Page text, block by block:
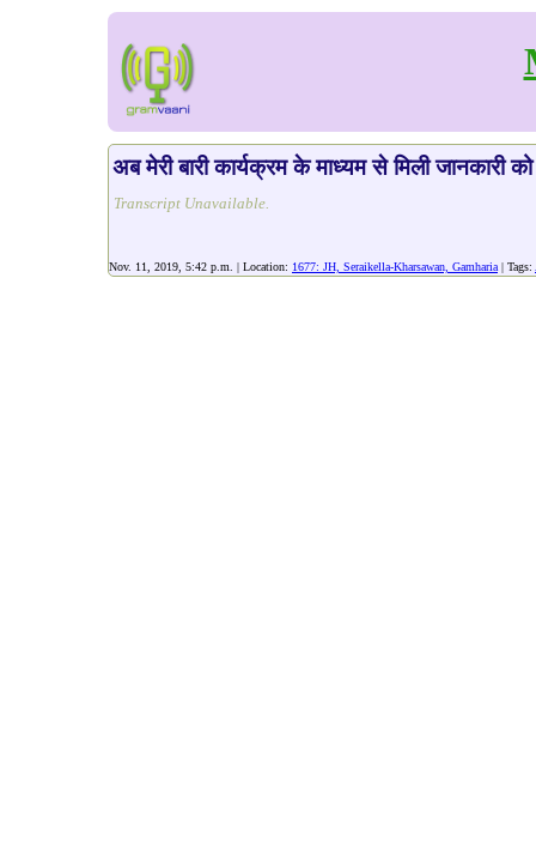
अब मेरी बारी कार्यक्रम के माध्यम से मिली जानकारी
Transcript Unavailable.
Nov. 11, 2019, 5:42 p.m. | Location: 1677: JH, Seraikella-Kharsawan, Gamharia | Tags: